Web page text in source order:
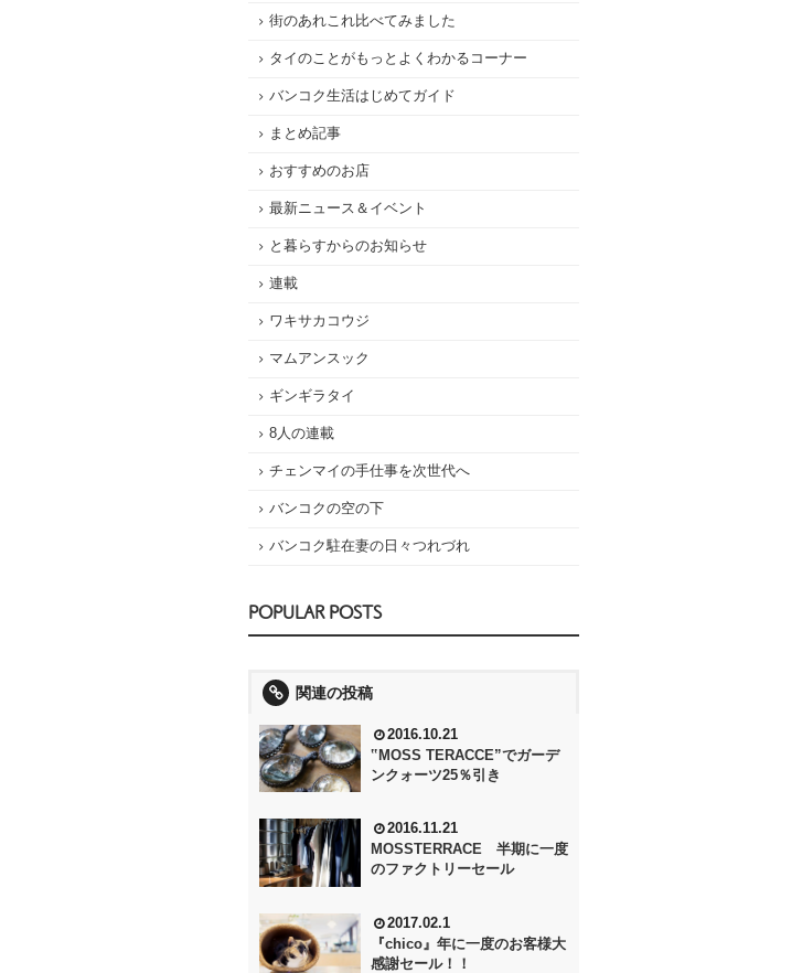
街のあれこれ比べてみました
タイのことがもっとよくわかるコーナー
バンコク生活はじめてガイド
まとめ記事
おすすめのお店
最新ニュース＆イベント
と暮らすからのお知らせ
連載
ワキサカコウジ
マムアンスック
ギンギラタイ
8人の連載
チェンマイの手仕事を次世代へ
バンコクの空の下
バンコク駐在妻の日々つれづれ
POPULAR POSTS
関連の投稿
2016.10.21
‟MOSS TERACCE”でガーデ
ンクォーツ25％引き
2016.11.21
MOSSTERRACE 半期に一度
のファクトリーセール
2017.02.1
『chico』年に一度のお客様大
感謝セール！！